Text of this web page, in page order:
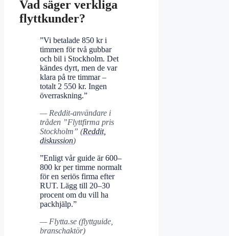
Vad säger verkliga
flyttkunder?
”Vi betalade 850 kr i
timmen för två gubbar
och bil i Stockholm. Det
kändes dyrt, men de var
klara på tre timmar –
totalt 2 550 kr. Ingen
överraskning.”
— Reddit-användare i
tråden ”Flyttfirma pris
Stockholm” (Reddit,
diskussion)
”Enligt vår guide är 600–
800 kr per timme normalt
för en seriös firma efter
RUT. Lägg till 20–30
procent om du vill ha
packhjälp.”
— Flytta.se (flyttguide,
branschaktör)